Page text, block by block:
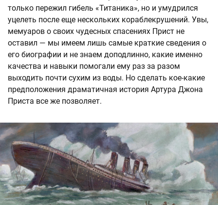
только пережил гибель «Титаника», но и умудрился
уцелеть после еще нескольких кораблекрушений. Увы,
мемуаров о своих чудесных спасениях Прист не
оставил — мы имеем лишь самые краткие сведения о
его биографии и не знаем доподлинно, какие именно
качества и навыки помогали ему раз за разом
выходить почти сухим из воды. Но сделать кое-какие
предположения драматичная история Артура Джона
Приста все же позволяет.